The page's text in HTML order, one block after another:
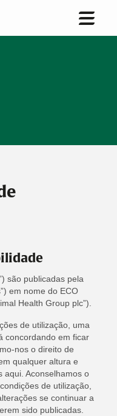
são publicadas pela
em nome do ECO
Health Group plc”).
de utilização, uma
concordando em ficar
nos o direito de
qualquer altura e
aqui. Aconselhamos o
de utilização,
se continuar a
sido publicadas.